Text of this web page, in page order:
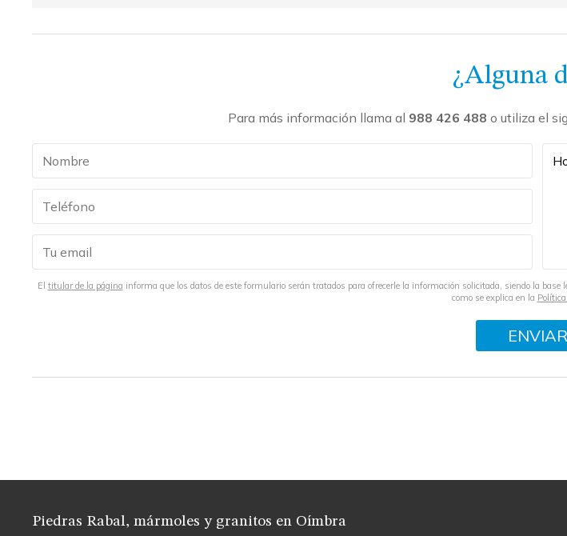
¿Alguna
Para más información llama al 988 426 488 o utiliza el
El titular de la página informa que los datos de este formulario serán tratados para ofrecerle la información solicitada, siendo la base
como se explica en la
Piedras Rabal, mármoles y granitos en Oímbra